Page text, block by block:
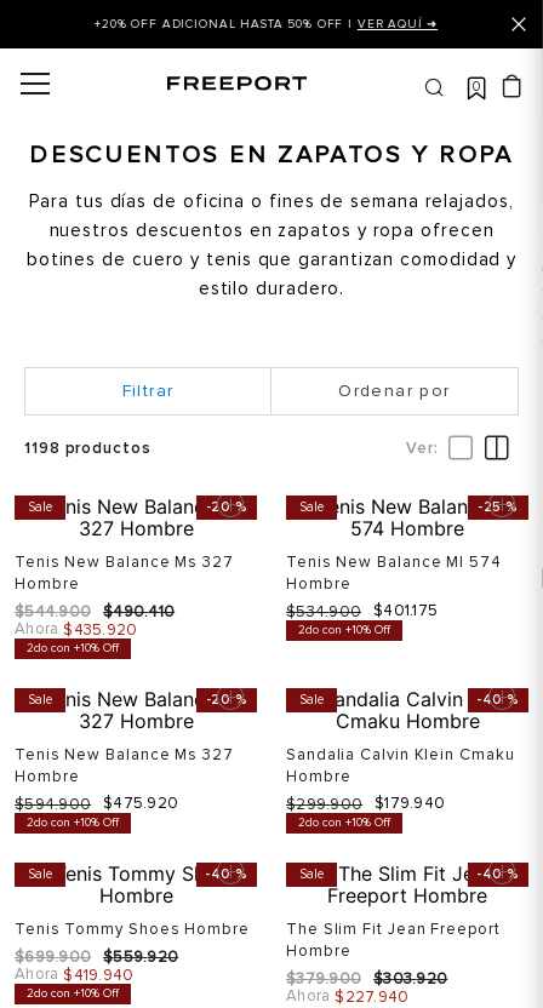
+20% OFF ADICIONAL HASTA 50% OFF | VER AQUÍ ➜
0
DESCUENTOS EN ZAPATOS Y ROPA
Para tus días de oficina o fines de semana relajados,
nuestros descuentos en zapatos y ropa ofrecen
botines de cuero y tenis que garantizan comodidad y
estilo duradero.
Ordenar por
1198 productos
Sale -20 %
Tenis New Balance Ms 327
Hombre
$544.900 $490.410
Ahora $435.920
2do con +10% Off
Sale -25 %
Tenis New Balance Ml 574
Hombre
$534.900 $401.175
2do con +10% Off
Sale -20 %
Tenis New Balance Ms 327
Hombre
$594.900 $475.920
2do con +10% Off
Sale -40 %
Sandalia Calvin Klein Cmaku
Hombre
$299.900 $179.940
2do con +10% Off
Sale -40 %
Tenis Tommy Shoes Hombre
$699.900 $559.920
Ahora $419.940
2do con +10% Off
Sale -40 %
The Slim Fit Jean Freeport
Hombre
$379.900 $303.920
Ahora $227.940
balance
balance 327
tommy hilfiger
mujer